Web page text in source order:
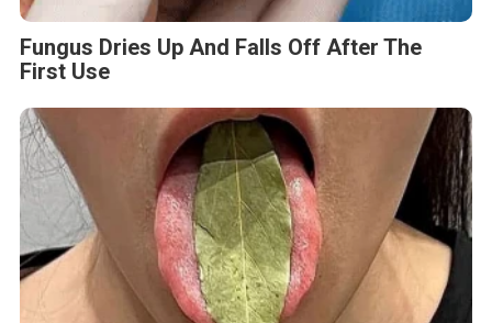
Fungus Dries Up And Falls Off After The
First Use